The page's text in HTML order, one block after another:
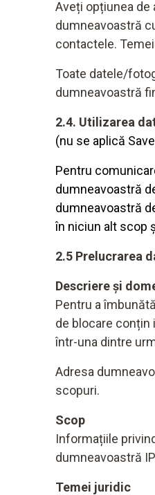
Aveți opțiunea de
dumneavoastră
contactele.
Toate datele/
dumneavoastră
2.4. Utilizarea
(nu se aplică
Pentru
dumneavoastră
dumneavoastră
în niciun alt scop
2.5 Prelucrarea
Descriere și
Pentru a
de blocare
într-una dintre
Adresa
scopuri.
Scop
Informațiile
dumneavoastră
Temei juridic